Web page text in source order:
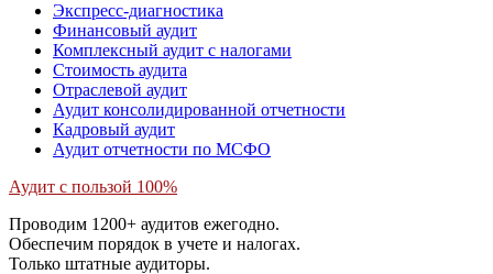
Экспресс-диагностика
Финансовый аудит
Комплексный аудит с налогами
Стоимость аудита
Отраслевой аудит
Аудит консолидированной отчетности
Кадровый аудит
Аудит отчетности по МСФО
Аудит с пользой 100%
Проводим 1200+ аудитов ежегодно.
Обеспечим порядок в учете и налогах.
Только штатные аудиторы.